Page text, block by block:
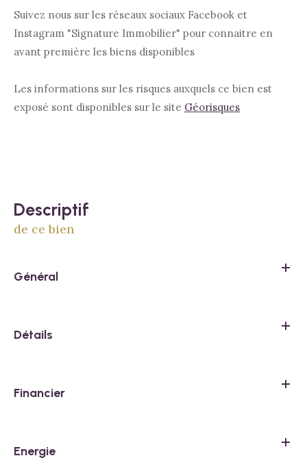
Suivez nous sur les réseaux sociaux Facebook et
Instagram "Signature Immobilier" pour connaitre en
avant première les biens disponibles
Les informations sur les risques auxquels ce bien est
exposé sont disponibles sur le site Géorisques
descriptif
de ce bien
Général
Détails
Financier
Energie